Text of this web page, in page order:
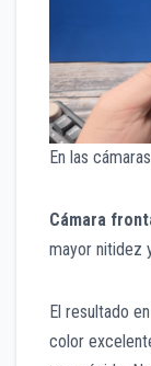
En las
Cámara
mayor nitidez
El resultado
color